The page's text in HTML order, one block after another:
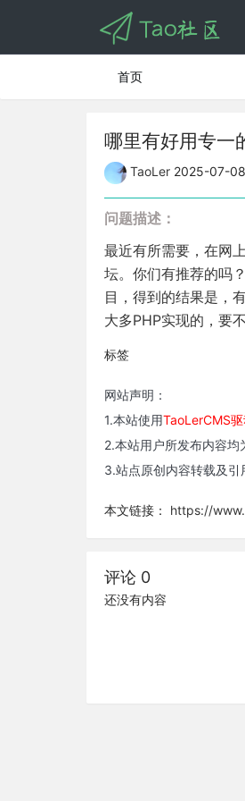
首页
哪里有好用专一
TaoLer 2025-07-
问题描述：
最近有所需要，在网
坛。你们有推荐的吗
目，得到的结果是，
大多PHP实现的，要
标签
网站声明：
1.本站使用TaoLerCMS驱
2.本站用户所发布内容均
3.站点原创内容转载及引
本文链接： https://
评论 0
还没有内容